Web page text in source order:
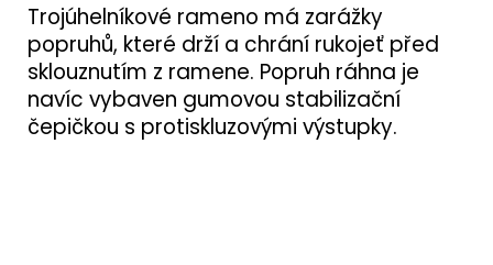
Trojúhelníkové rameno má zarážky
popruhů, které drží a chrání rukojeť před
sklouznutím z ramene. Popruh ráhna je
navíc vybaven gumovou stabilizační
čepičkou s protiskluzovými výstupky.